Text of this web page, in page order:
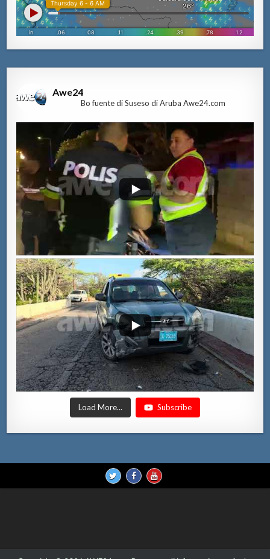
Awe24
Bo fuente di Suseso di Aruba Awe24.com
Load More... Subscribe